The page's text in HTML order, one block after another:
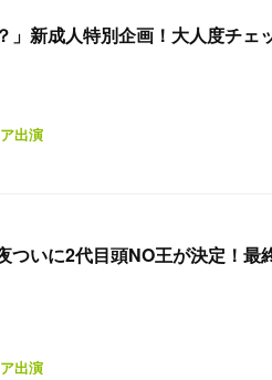
」新成人特別企画！大人度チェ
出演
ついに2代目頭NO王が決定！最
出演